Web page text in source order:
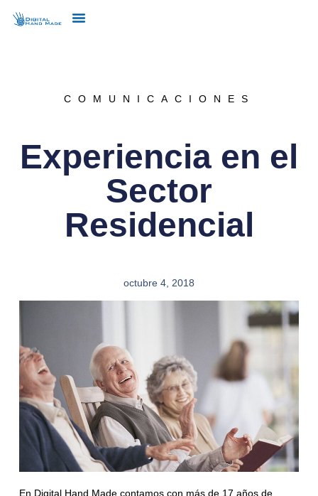
COMUNICACIONES
Experiencia en el
Sector
Residencial
octubre 4, 2018
En Digital Hand Madecontamos con más de 17 años de